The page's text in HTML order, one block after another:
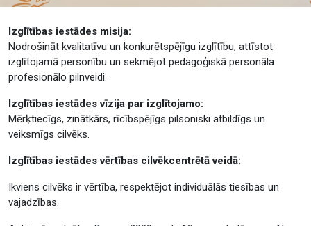
Izglītības iestādes misija:
Nodrošināt kvalitatīvu un konkurētspējīgu izglītību, attīstot
izglītojamā personību un sekmējot pedagoģiskā personāla
profesionālo pilnveidi.
Izglītības iestādes vīzija par izglītojamo:
Mērķtiecīgs, zinātkārs, rīcībspējīgs pilsoniski atbildīgs un
veiksmīgs cilvēks.
Izglītības iestādes vērtības cilvēkcentrētā veidā:
Ikviens cilvēks ir vērtība, respektējot individuālās tiesības un
vajadzības.